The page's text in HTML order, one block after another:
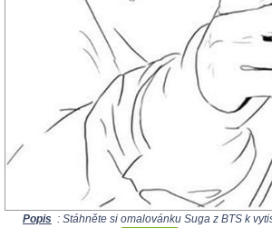
Popis : Stáhněte si omalovánku Suga z BTS k